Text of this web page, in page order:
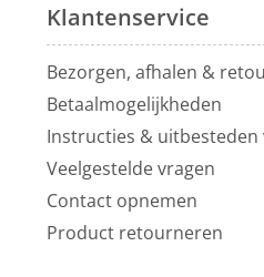
Klantenservice
Bezorgen, afhalen &
Betaalmogelijkheden
Instructies & uitbesteden
Veelgestelde vragen
Contact opnemen
Product retourneren